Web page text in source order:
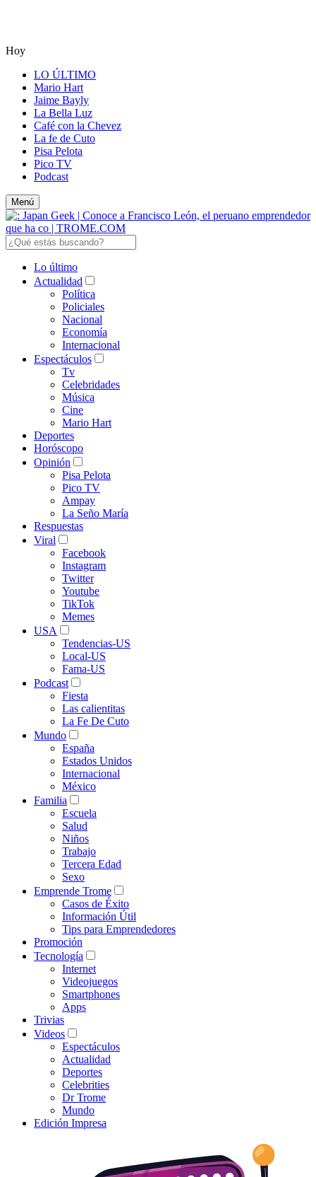
Hoy
LO ÚLTIMO
Mario Hart
Jaime Bayly
La Bella Luz
Café con la Chevez
La fe de Cuto
Pisa Pelota
Pico TV
Podcast
Menú
Lo último
Actualidad
Política
Policiales
Nacional
Economía
Internacional
Espectáculos
Tv
Celebridades
Música
Cine
Mario Hart
Deportes
Horóscopo
Opinión
Pisa Pelota
Pico TV
Ampay
La Seño María
Respuestas
Viral
Facebook
Instagram
Twitter
Youtube
TikTok
Memes
USA
Tendencias-US
Local-US
Fama-US
Podcast
Fiesta
Las calientitas
La Fe De Cuto
Mundo
España
Estados Unidos
Internacional
México
Familia
Escuela
Salud
Niños
Trabajo
Tercera Edad
Sexo
Emprende Trome
Casos de Éxito
Información Útil
Tips para Emprendedores
Promoción
Tecnología
Internet
Videojuegos
Smartphones
Apps
Trivias
Videos
Espectáculos
Actualidad
Deportes
Celebrities
Dr Trome
Mundo
Edición Impresa